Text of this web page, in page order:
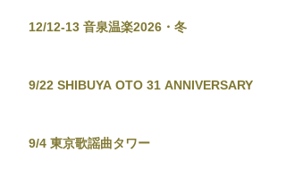
12/12-13 音泉温楽2026・冬
9/22 SHIBUYA OTO 31 ANNIVERSARY
9/4 東京歌謡曲タワー